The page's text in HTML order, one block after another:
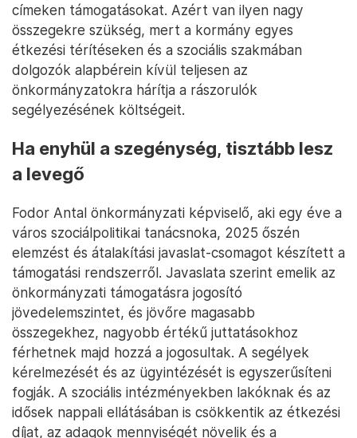
címeken támogatásokat. Azért van ilyen nagy
összegekre szükség, mert a kormány egyes
étkezési térítéseken és a szociális szakmában
dolgozók alapbérein kívül teljesen az
önkormányzatokra hárítja a rászorulók
segélyezésének költségeit.
Ha enyhül a szegénység, tisztább lesz
a levegő
Fodor Antal önkormányzati képviselő, aki egy éve a
város szociálpolitikai tanácsnoka, 2025 őszén
elemzést és átalakítási javaslat-csomagot készített a
támogatási rendszerről. Javaslata szerint emelik az
önkormányzati támogatásra jogosító
jövedelemszintet, és jövőre magasabb
összegekhez, nagyobb értékű juttatásokhoz
férhetnek majd hozzá a jogosultak. A segélyek
kérelmezését és az ügyintézését is egyszerűsíteni
fogják. A szociális intézményekben lakóknak és az
idősek nappali ellátásában is csökkentik az étkezési
díjat, az adagok mennyiségét növelik és a